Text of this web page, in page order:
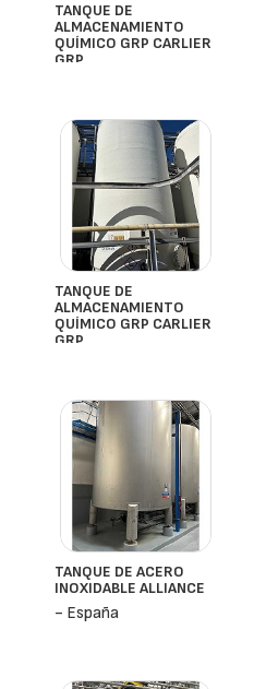
TANQUE DE
ALMACENAMIENTO
QUÍMICO GRP CARLIER
GRP
TANQUE DE
ALMACENAMIENTO
QUÍMICO GRP CARLIER
GRP
TANQUE DE ACERO
INOXIDABLE ALLIANCE
- España